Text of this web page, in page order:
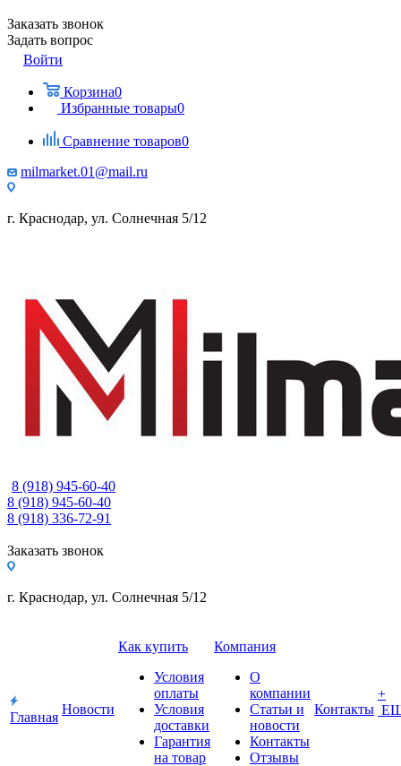
Заказать звонок
Задать вопрос
Войти
Корзина0
Избранные товары0
Сравнение товаров0
milmarket.01@mail.ru
г. Краснодар, ул. Солнечная 5/12
8 (918) 945-60-40
8 (918) 945-60-40
8 (918) 336-72-91
Заказать звонок
г. Краснодар, ул. Солнечная 5/12
Главная
Новости
Как купить
Условия
оплаты
Условия
доставки
Гарантия
на товар
Компания
О
компании
Статьи и
новости
Контакты
Отзывы
Контакты
+